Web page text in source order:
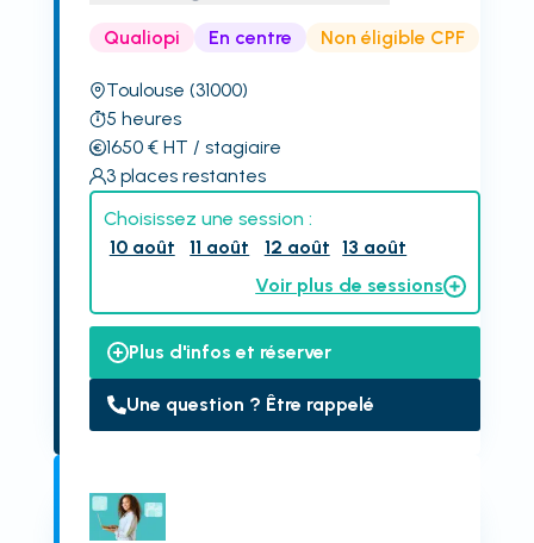
Qualiopi En centre Non éligible CPF
Toulouse (31000)
5 heures
1650€ HT / stagiaire
3 places restantes
Choisissez une session :
10 août
11 août 12 août 13 août
Voir plus de sessions
Plus d'infos et réserver
Une question ? Être rappelé